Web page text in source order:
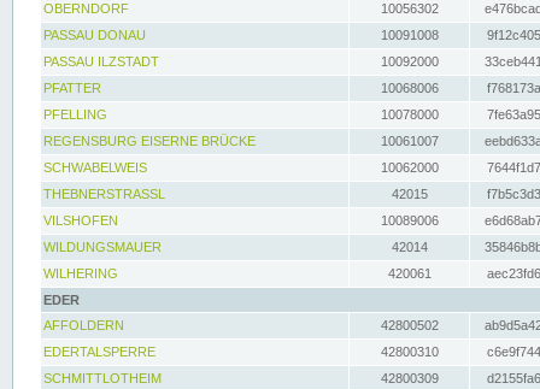
OBERNDORF
10056302
PASSAU DONAU
10091008
PASSAU ILZSTADT
10092000
PFATTER
10068006
PFELLING
10078000
REGENSBURG EISERNE BRÜCKE
10061007
SCHWABELWEIS
10062000
THEBNERSTRASSL
42015
VILSHOFEN
10089006
WILDUNGSMAUER
42014
WILHERING
420061
EDER
AFFOLDERN
42800502
EDERTALSPERRE
42800310
SCHMITTLOTHEIM
42800309